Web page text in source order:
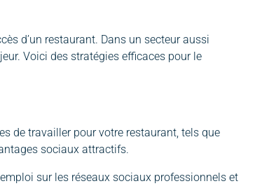
d’un restaurant. Dans un secteur aussi
Voici des stratégies efficaces pour le
de travailler pour votre restaurant, tels que
sociaux attractifs.
sur les réseaux sociaux professionnels et